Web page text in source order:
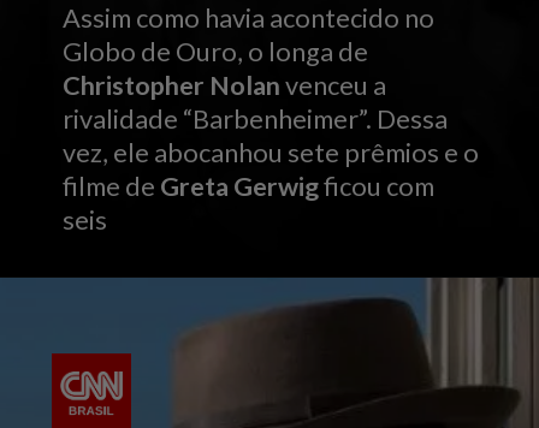
Assim como havia acontecido no
Globo de Ouro, o longa de
Christopher Nolanvenceu a
rivalidade “Barbenheimer”. Dessa
vez, ele abocanhou sete prêmios e o
filme de Greta Gerwigficou com
seis